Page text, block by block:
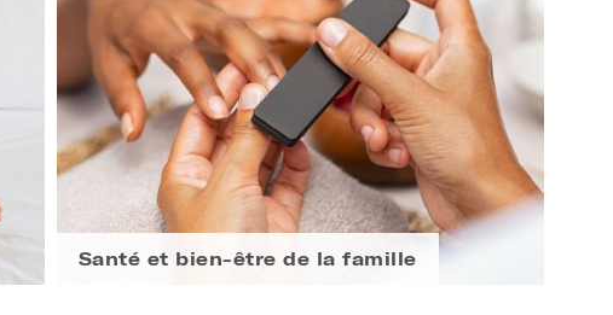
Santé et bien-être de la famille